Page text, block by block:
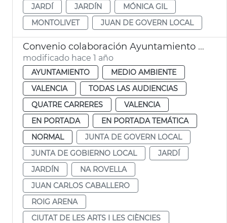
JARDÍ
JARDÍN
MÓNICA GIL
MONTOLIVET
JUAN DE GOVERN LOCAL
Convenio colaboración Ayuntamiento - Roig Arena gestión jardín València
modificado hace 1 año
AYUNTAMIENTO
MEDIO AMBIENTE
VALENCIA
TODAS LAS AUDIENCIAS
QUATRE CARRERES
VALENCIA
EN PORTADA
EN PORTADA TEMÁTICA
NORMAL
JUNTA DE GOVERN LOCAL
JUNTA DE GOBIERNO LOCAL
JARDÍ
JARDÍN
NA ROVELLA
JUAN CARLOS CABALLERO
ROIG ARENA
CIUTAT DE LES ARTS I LES CIÈNCIES